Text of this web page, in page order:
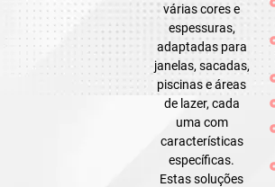
várias cores e
espessuras,
adaptadas para
janelas, sacadas,
piscinas e áreas
de lazer, cada
uma com
características
específicas.
Estas soluções